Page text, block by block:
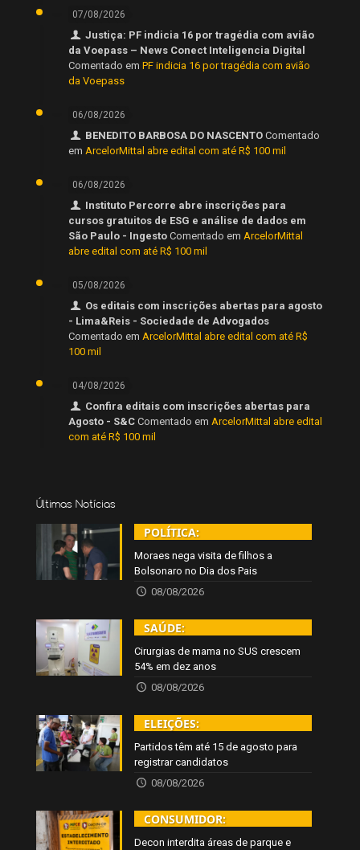
07/08/2026
Justiça: PF indicia 16 por tragédia com avião
da Voepass – News Conect Inteligencia Digital
Comentado em PF indicia 16 por tragédia com avião
da Voepass
06/08/2026
BENEDITO BARBOSA DO NASCENTO Comentado
em ArcelorMittal abre edital com até R$ 100 mil
06/08/2026
Instituto Percorre abre inscrições para
cursos gratuitos de ESG e análise de dados em
São Paulo - Ingesto Comentado em ArcelorMittal
abre edital com até R$ 100 mil
05/08/2026
Os editais com inscrições abertas para agosto
- Lima&Reis - Sociedade de Advogados
Comentado em ArcelorMittal abre edital com até R$
100 mil
04/08/2026
Confira editais com inscrições abertas para
Agosto - S&C Comentado em ArcelorMittal abre edital
com até R$ 100 mil
Últimas Notícias
POLÍTICA:
Moraes nega visita de filhos a
Bolsonaro no Dia dos Pais
08/08/2026
SAÚDE:
Cirurgias de mama no SUS crescem
54% em dez anos
08/08/2026
ELEIÇÕES:
Partidos têm até 15 de agosto para
registrar candidatos
08/08/2026
CONSUMIDOR:
Decon interdita áreas de parque e